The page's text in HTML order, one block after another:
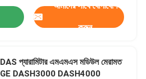
আমাদের সাথে যোগাযোগ
করুন
DAS প্যারামিটার এমএমএস মডিউল মেরামত
GE DASH3000 DASH4000